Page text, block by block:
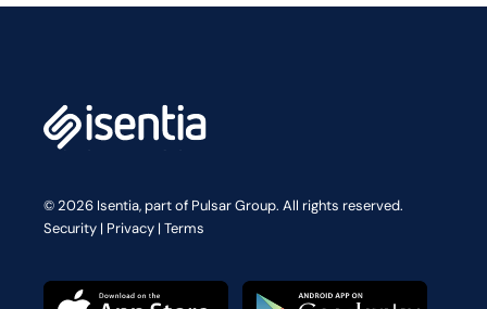
© 2026 Isentia, part of Pulsar Group. All rights reserved.
Security | Privacy |Terms